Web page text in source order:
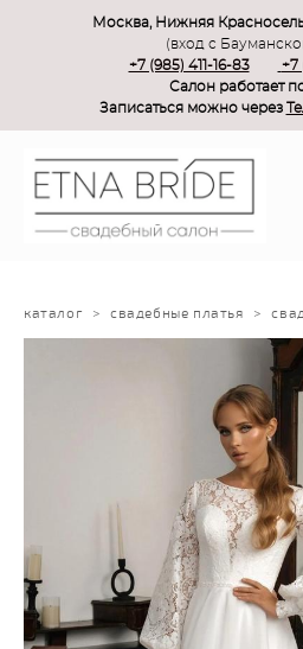
Москва, Нижняя
(вход с
+7 (985) 411-16-83
+7
Салон работает
Записаться можно через
каталог > свадебные платья >